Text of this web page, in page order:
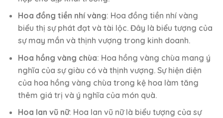
Hoa đồng tiền nhí vàng: Hoa đồng tiền nhí vàng
biểu thị sự phát đạt và tài lộc. Đây là biểu tượng của
sự may mắn và thịnh vượng trong kinh doanh.
Hoa hồng vàng chùa: Hoa hồng vàng chùa mang ý
nghĩa của sự giàu có và thịnh vượng. Sự hiện diện
của hoa hồng vàng chùa trong kệ hoa làm tăng
thêm giá trị và ý nghĩa của món quà.
Hoa lan vũ nữ: Hoa lan vũ nữ là biểu tượng của sự